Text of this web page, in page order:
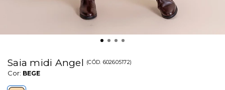
Saia midi Angel (CÓD. 602605172)
Cor: BEGE